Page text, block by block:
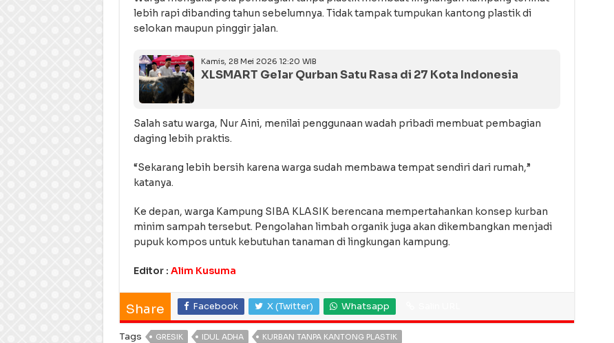
lebih rapi dibanding tahun sebelumnya. Tidak tampak tumpukan kantong plastik di
selokan maupun pinggir jalan.
Kamis, 28 Mei 2026 12:20 WIB
XLSMART Gelar Qurban Satu Rasa di 27 Kota Indonesia
Salah satu warga, Nur Aini, menilai penggunaan wadah pribadi membuat pembagian
daging lebih praktis.
“Sekarang lebih bersih karena warga sudah membawa tempat sendiri dari rumah,”
katanya.
Ke depan, warga Kampung SIBA KLASIK berencana mempertahankan konsep kurban
minim sampah tersebut. Pengolahan limbah organik juga akan dikembangkan menjadi
pupuk kompos untuk kebutuhan tanaman di lingkungan kampung.
Editor : Alim Kusuma
Share Facebook X (Twitter) Whatsapp
Tags GRESIK IDUL ADHA KURBAN TANPA KANTONG PLASTIK